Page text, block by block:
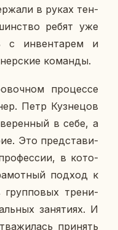
в руках тен­
ребят уже
с ин­вен­та­рем и
ко­ман­ды.
про­цес­се
Петр Куз­не­цов
в себе, а
Это пред­ста­ви­
в ко­то­
подход к
тре­ни­
за­ня­ти­ях. И
при­нять